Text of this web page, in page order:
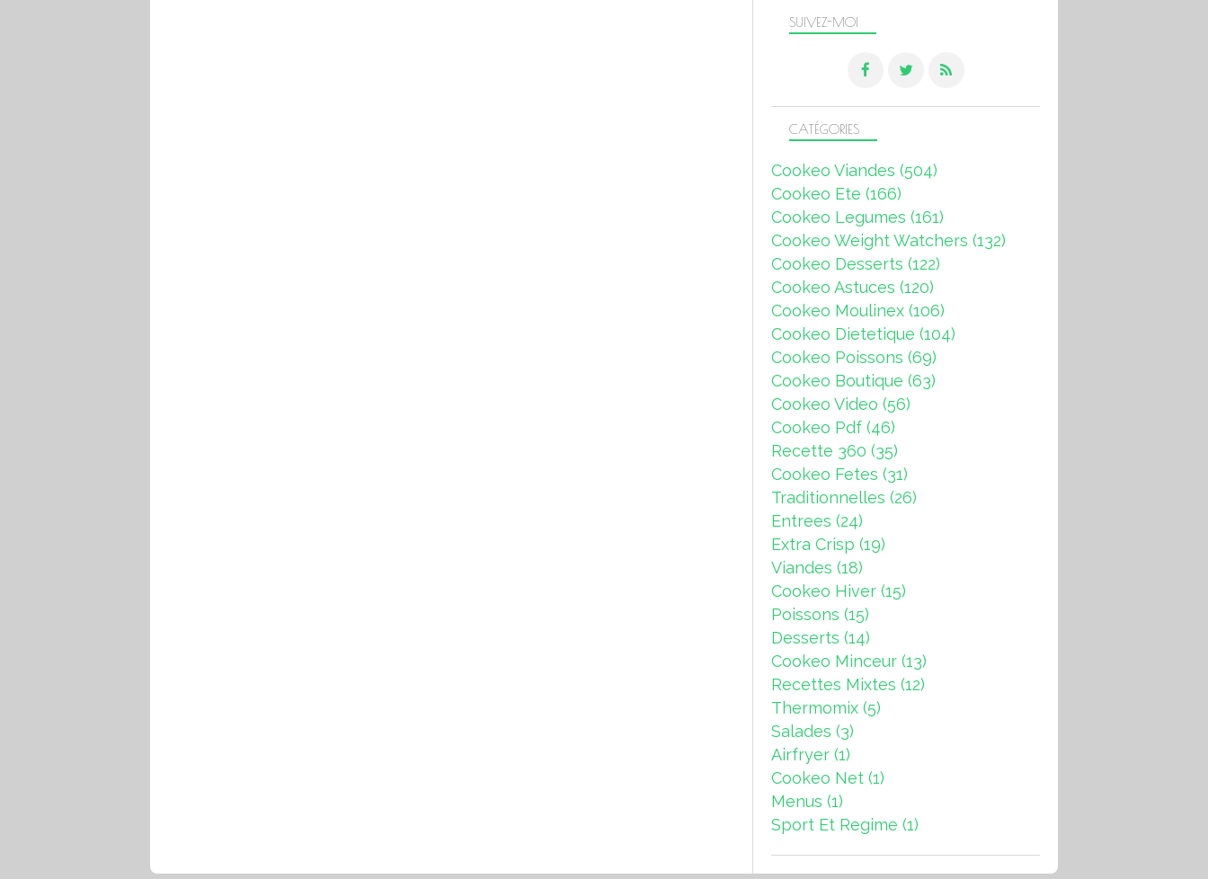
SUIVEZ-MOI
CATÉGORIES
Cookeo Viandes (504)
Cookeo Ete (166)
Cookeo Legumes (161)
Cookeo Weight Watchers (132)
Cookeo Desserts (122)
Cookeo Astuces (120)
Cookeo Moulinex (106)
Cookeo Dietetique (104)
Cookeo Poissons (69)
Cookeo Boutique (63)
Cookeo Video (56)
Cookeo Pdf (46)
Recette 360 (35)
Cookeo Fetes (31)
Traditionnelles (26)
Entrees (24)
Extra Crisp (19)
Viandes (18)
Cookeo Hiver (15)
Poissons (15)
Desserts (14)
Cookeo Minceur (13)
Recettes Mixtes (12)
Thermomix (5)
Salades (3)
Airfryer (1)
Cookeo Net (1)
Menus (1)
Sport Et Regime (1)